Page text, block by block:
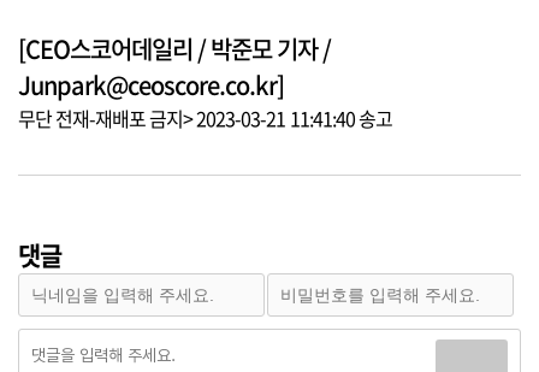
[CEO스코어데일리 / 박준모 기자 /
Junpark@ceoscore.co.kr]
무단 전재-재배포 금지> 2023-03-21 11:41:40 송고
댓글